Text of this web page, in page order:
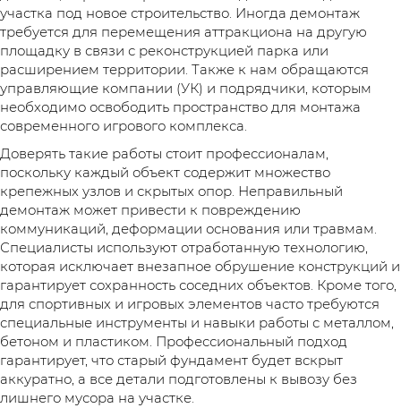
участка под новое строительство. Иногда демонтаж
требуется для перемещения аттракциона на другую
площадку в связи с реконструкцией парка или
расширением территории. Также к нам обращаются
управляющие компании (УК) и подрядчики, которым
необходимо освободить пространство для монтажа
современного игрового комплекса.
Доверять такие работы стоит профессионалам,
поскольку каждый объект содержит множество
крепежных узлов и скрытых опор. Неправильный
демонтаж может привести к повреждению
коммуникаций, деформации основания или травмам.
Специалисты используют отработанную технологию,
которая исключает внезапное обрушение конструкций и
гарантирует сохранность соседних объектов. Кроме того,
для спортивных и игровых элементов часто требуются
специальные инструменты и навыки работы с металлом,
бетоном и пластиком. Профессиональный подход
гарантирует, что старый фундамент будет вскрыт
аккуратно, а все детали подготовлены к вывозу без
лишнего мусора на участке.